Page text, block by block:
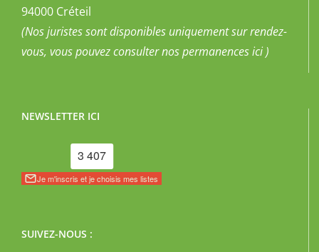
94000 Créteil
(Nos juristes sont disponibles uniquement sur rendez-
vous, vous pouvezconsulter nos permanences ici )
NEWSLETTER ICI
SUIVEZ-NOUS :